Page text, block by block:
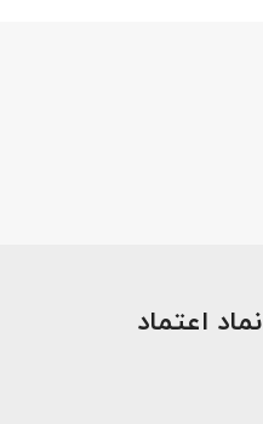
نماد اعتماد